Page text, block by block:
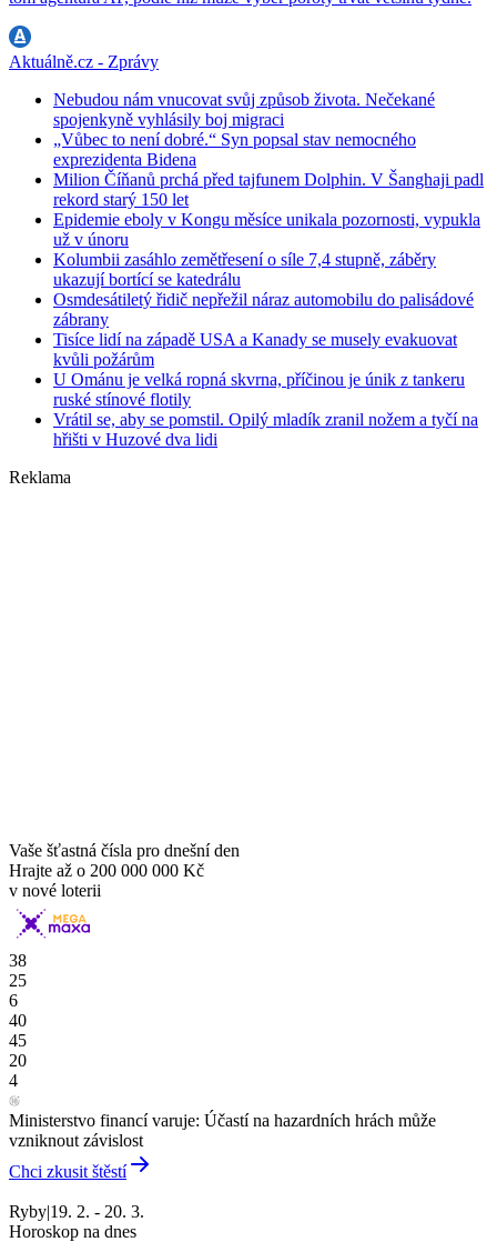
Aktuálně.cz - Zprávy
Nebudou nám vnucovat svůj způsob života. Nečekané
spojenkyně vyhlásily boj migraci
„Vůbec to není dobré.“ Syn popsal stav nemocného
exprezidenta Bidena
Milion Číňanů prchá před tajfunem Dolphin. V Šanghaji padl
rekord starý 150 let
Epidemie eboly v Kongu měsíce unikala pozornosti, vypukla
už v únoru
Kolumbii zasáhlo zemětřesení o síle 7,4 stupně, záběry
ukazují bortící se katedrálu
Osmdesátiletý řidič nepřežil náraz automobilu do palisádové
zábrany
Tisíce lidí na západě USA a Kanady se musely evakuovat
kvůli požárům
U Ománu je velká ropná skvrna, příčinou je únik z tankeru
ruské stínové flotily
Vrátil se, aby se pomstil. Opilý mladík zranil nožem a tyčí na
hřišti v Huzové dva lidi
Reklama
Vaše šťastná čísla pro dnešní den
Hrajte až o 200 000 000 Kč
v nové loterii
38
25
6
40
45
20
4
Ministerstvo financí varuje: Účastí na hazardních hrách může
vzniknout závislost
Chci zkusit štěstí
Ryby|19. 2. - 20. 3.
Horoskop na dnes